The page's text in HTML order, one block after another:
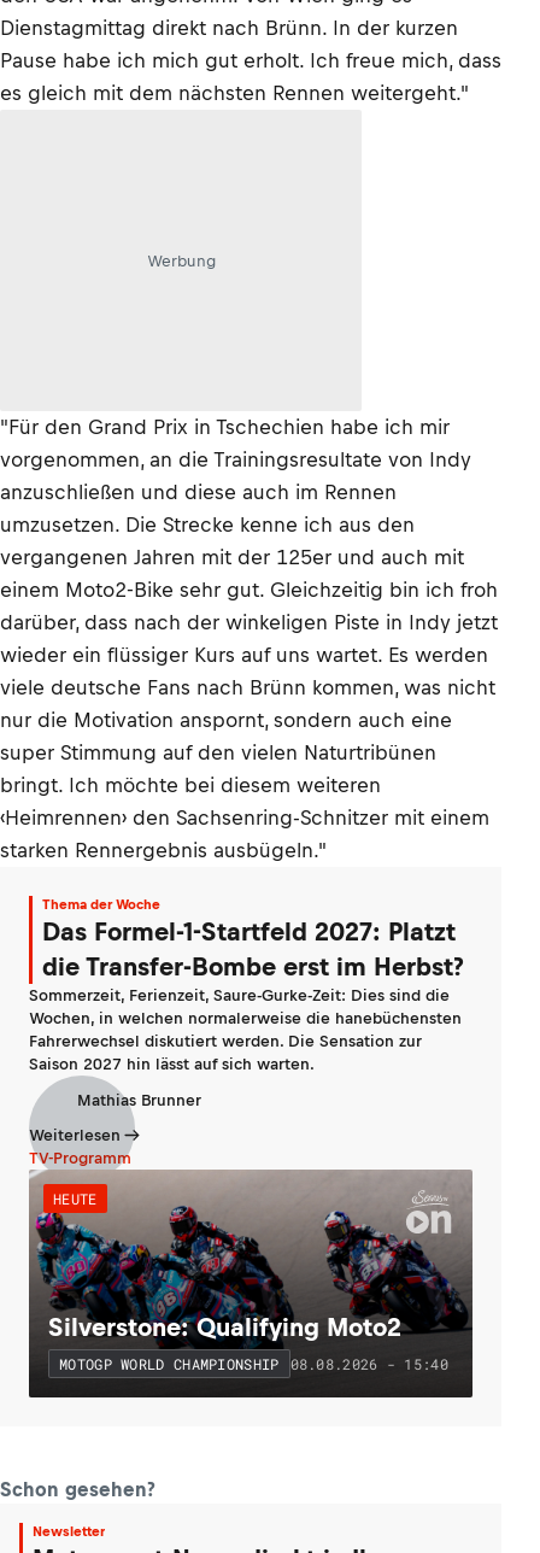
Dienstagmittag direkt nach Brünn. In der kurzen
Pause habe ich mich gut erholt. Ich freue mich, dass
es gleich mit dem nächsten Rennen weitergeht."
Werbung
"Für den Grand Prix in Tschechien habe ich mir
vorgenommen, an die Trainingsresultate von Indy
anzuschließen und diese auch im Rennen
umzusetzen. Die Strecke kenne ich aus den
vergangenen Jahren mit der 125er und auch mit
einem Moto2-Bike sehr gut. Gleichzeitig bin ich froh
darüber, dass nach der winkeligen Piste in Indy jetzt
wieder ein flüssiger Kurs auf uns wartet. Es werden
viele deutsche Fans nach Brünn kommen, was nicht
nur die Motivation anspornt, sondern auch eine
super Stimmung auf den vielen Naturtribünen
bringt. Ich möchte bei diesem weiteren
‹Heimrennen› den Sachsenring-Schnitzer mit einem
starken Rennergebnis ausbügeln."
Thema der Woche
Das Formel-1-Startfeld 2027: Platzt
die Transfer-Bombe erst im Herbst?
Sommerzeit, Ferienzeit, Saure-Gurke-Zeit: Dies sind die
Wochen, in welchen normalerweise die hanebüchensten
Fahrerwechsel diskutiert werden. Die Sensation zur
Saison 2027 hin lässt auf sich warten.
Mathias Brunner
Weiterlesen
TV-Programm
HEUTE
Silverstone: Qualifying Moto2
MOTOGP WORLD CHAMPIONSHIP 08.08.2026 - 15:40
Schon gesehen?
Newsletter